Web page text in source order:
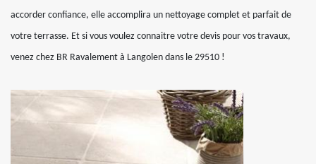
accorder confiance, elle accomplira un nettoyage complet et parfait de
votre terrasse. Et si vous voulez connaitre votre devis pour vos travaux,
venez chez BR Ravalement à Langolen dans le 29510 !